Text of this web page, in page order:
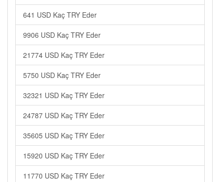
641 USD Kaç TRY Eder
9906 USD Kaç TRY Eder
21774 USD Kaç TRY Eder
5750 USD Kaç TRY Eder
32321 USD Kaç TRY Eder
24787 USD Kaç TRY Eder
35605 USD Kaç TRY Eder
15920 USD Kaç TRY Eder
11770 USD Kaç TRY Eder